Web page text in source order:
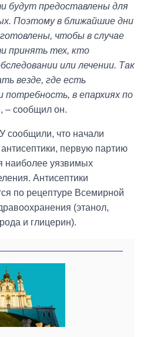
будут предоставлены для
Поэтому в ближайшие дни
чтобы в случае
принять тех, кто
или лечении. Так
везде, где есть
потребность, в епархиях по
, – сообщил он.
сообщили, что начали
антисептики, первую партию
наиболее уязвимых
Антисептики
по рецептуре Всемирной
(этанол,
и глицерин).